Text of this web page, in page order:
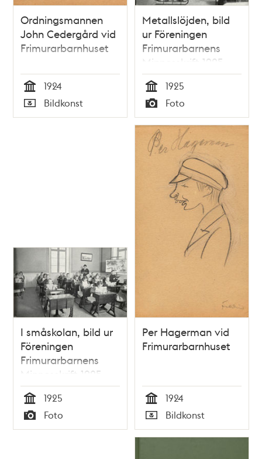
Ordningsmannen
John Cedergård vid
Frimurarbarnhuset
Tid
1924
Typ
Bildkonst
Metallslöjden, bild
ur Föreningen
Frimurarbarnens
Minnesskrift 1925.
Tid
1925
Typ
Foto
I småskolan, bild ur
Föreningen
Frimurarbarnens
Minnesskrift 1925.
Tid
1925
Typ
Foto
Per Hagerman vid
Frimurarbarnhuset
Tid
1924
Typ
Bildkonst